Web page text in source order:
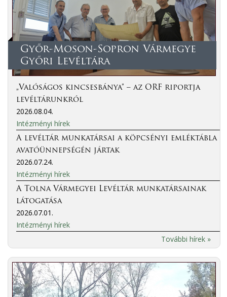
Győr-Moson-Sopron Vármegye
Győri Levéltára
„Valóságos kincsesbánya” – az ORF riportja
levéltárunkról
2026.08.04.
Intézményi hírek
A levéltár munkatársai a köpcsényi emléktábla
avatóünnepségén jártak
2026.07.24.
Intézményi hírek
A Tolna Vármegyei Levéltár munkatársainak
látogatása
2026.07.01.
Intézményi hírek
További hírek »